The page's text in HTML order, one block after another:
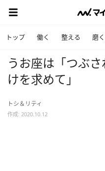
トップ 働く 整える 磨く
うお座は「つぶ
けを求めて」
トシ＆リティ
作成: 2020.10.12